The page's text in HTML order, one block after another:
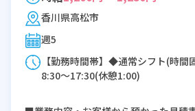
香川県高松市
週5
【勤務時間帯】◆通常シフト(時間
8:30〜17:30(休憩1:00)
※残業：0〜10時間程度/月